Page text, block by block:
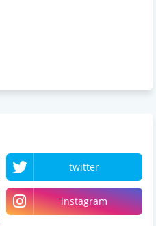
twitter
instagram